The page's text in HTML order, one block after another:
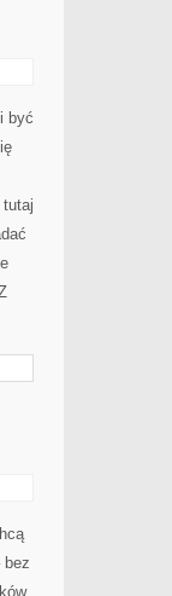
być
bez